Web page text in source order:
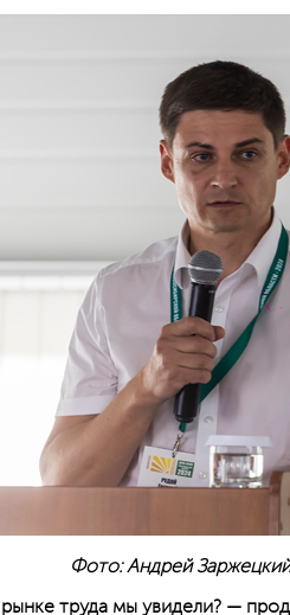
Фото: Андрей Заржецкий
труда мы увидели? —